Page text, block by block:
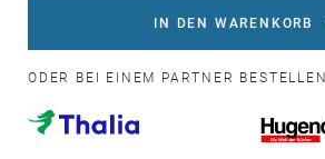
IN DEN WARENKORB
ODER BEI EINEM PARTNER BESTELLEN